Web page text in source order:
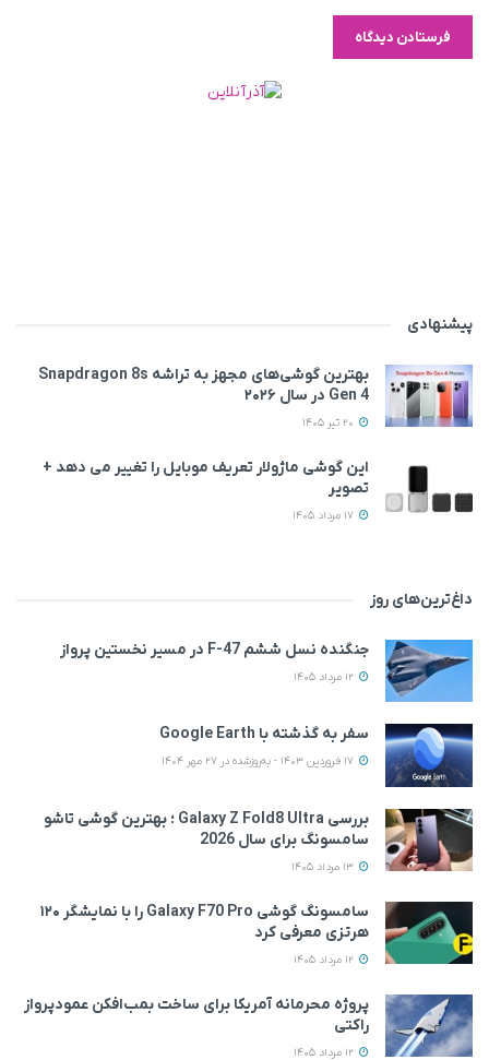
پیشنهادی
بهترین گوشی‌های مجهز به تراشه Snapdragon 8s
Gen 4 در سال ۲۰۲۶
این گوشی ماژولار تعریف موبایل را تغییر می‌ دهد +
تصویر
داغ‌ترین‌های روز
جنگنده نسل ششم F-47 در مسیر نخستین پرواز
سفر به گذشته با Google Earth
بررسی Galaxy Z Fold8 Ultra ؛ بهترین گوشی تاشو
سامسونگ برای سال 2026
سامسونگ گوشی Galaxy F70 Pro را با نمایشگر ۱۲۰
هرتزی معرفی کرد
پروژه محرمانه آمریکا برای ساخت بمب‌افکن عمودپرواز
راکتی